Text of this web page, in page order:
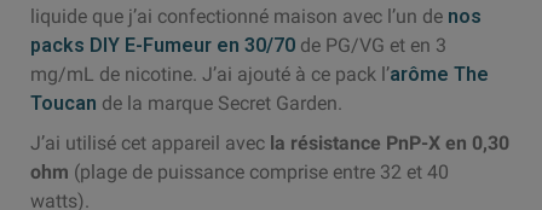
liquide que j’ai confectionné maison avec l’un de nos
packs DIY E-Fumeur en 30/70 de PG/VG et en 3
mg/mL de nicotine. J’ai ajouté à ce pack l’arôme The
Toucan de la marque Secret Garden.
J’ai utilisé cet appareil avec la résistance PnP-X en 0,30
ohm (plage de puissance comprise entre 32 et 40
watts).